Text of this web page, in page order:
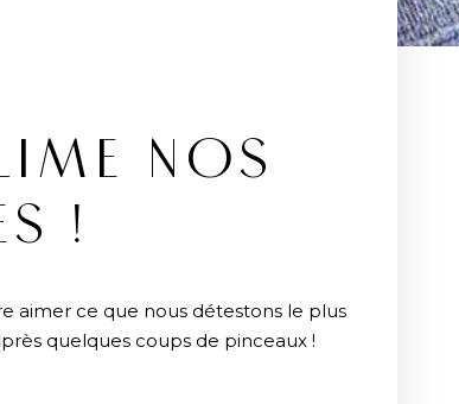
NOS
!
aimer ce que nous détestons le plus
quelques coups de pinceaux !